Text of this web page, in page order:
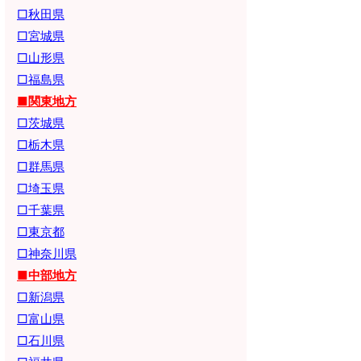
□秋田県
□宮城県
□山形県
□福島県
■関東地方
□茨城県
□栃木県
□群馬県
□埼玉県
□千葉県
□東京都
□神奈川県
■中部地方
□新潟県
□富山県
□石川県